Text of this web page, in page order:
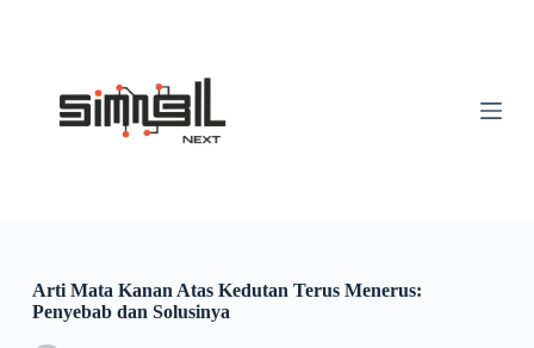
Arti Mata Kanan Atas Kedutan Terus Menerus:
Penyebab dan Solusinya